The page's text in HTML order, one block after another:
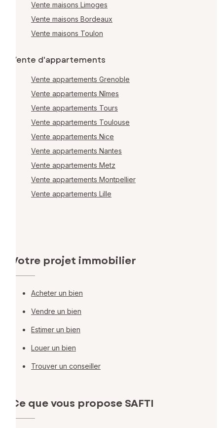
Vente maisons Limoges
Vente maisons Bordeaux
Vente maisons Toulon
Vente d'appartements
Vente appartements Grenoble
Vente appartements Nîmes
Vente appartements Tours
Vente appartements Toulouse
Vente appartements Nice
Vente appartements Nantes
Vente appartements Metz
Vente appartements Montpellier
Vente appartements Lille
Votre projet immobilier
Acheter un bien
Vendre un bien
Estimer un bien
Louer un bien
Trouver un conseiller
Ce que vous propose SAFTI